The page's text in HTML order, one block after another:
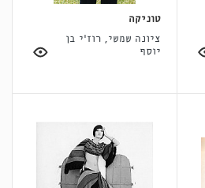
טוניקה
ציונה שמשי, רוז'י בן
יוסף